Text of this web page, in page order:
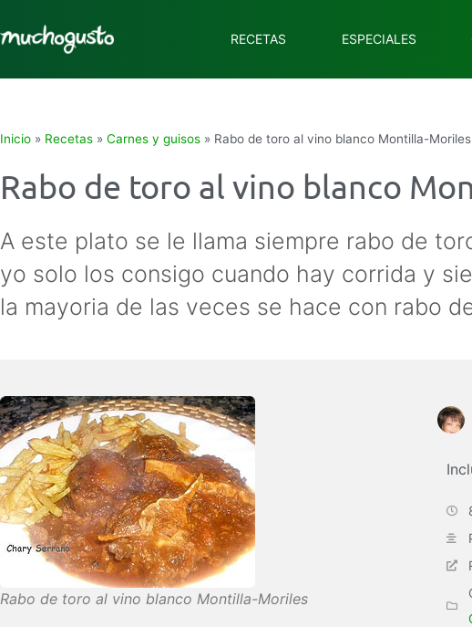
RECETAS ESPECIALES
Inicio » Recetas » Carnes y guisos » Rabo de toro al vino blanco Montilla-Moriles
Rabo de toro al vino blanco
A este plato se le llama siempre rabo de
yo solo los consigo cuando hay corrida y
la mayoria de las veces se hace con rabo
Rabo de toro al vino blanco Montilla-Moriles